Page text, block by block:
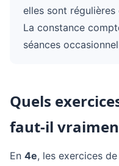
elles sont
La constance
séances
Quels
faut-il
En 4e, les exercices de